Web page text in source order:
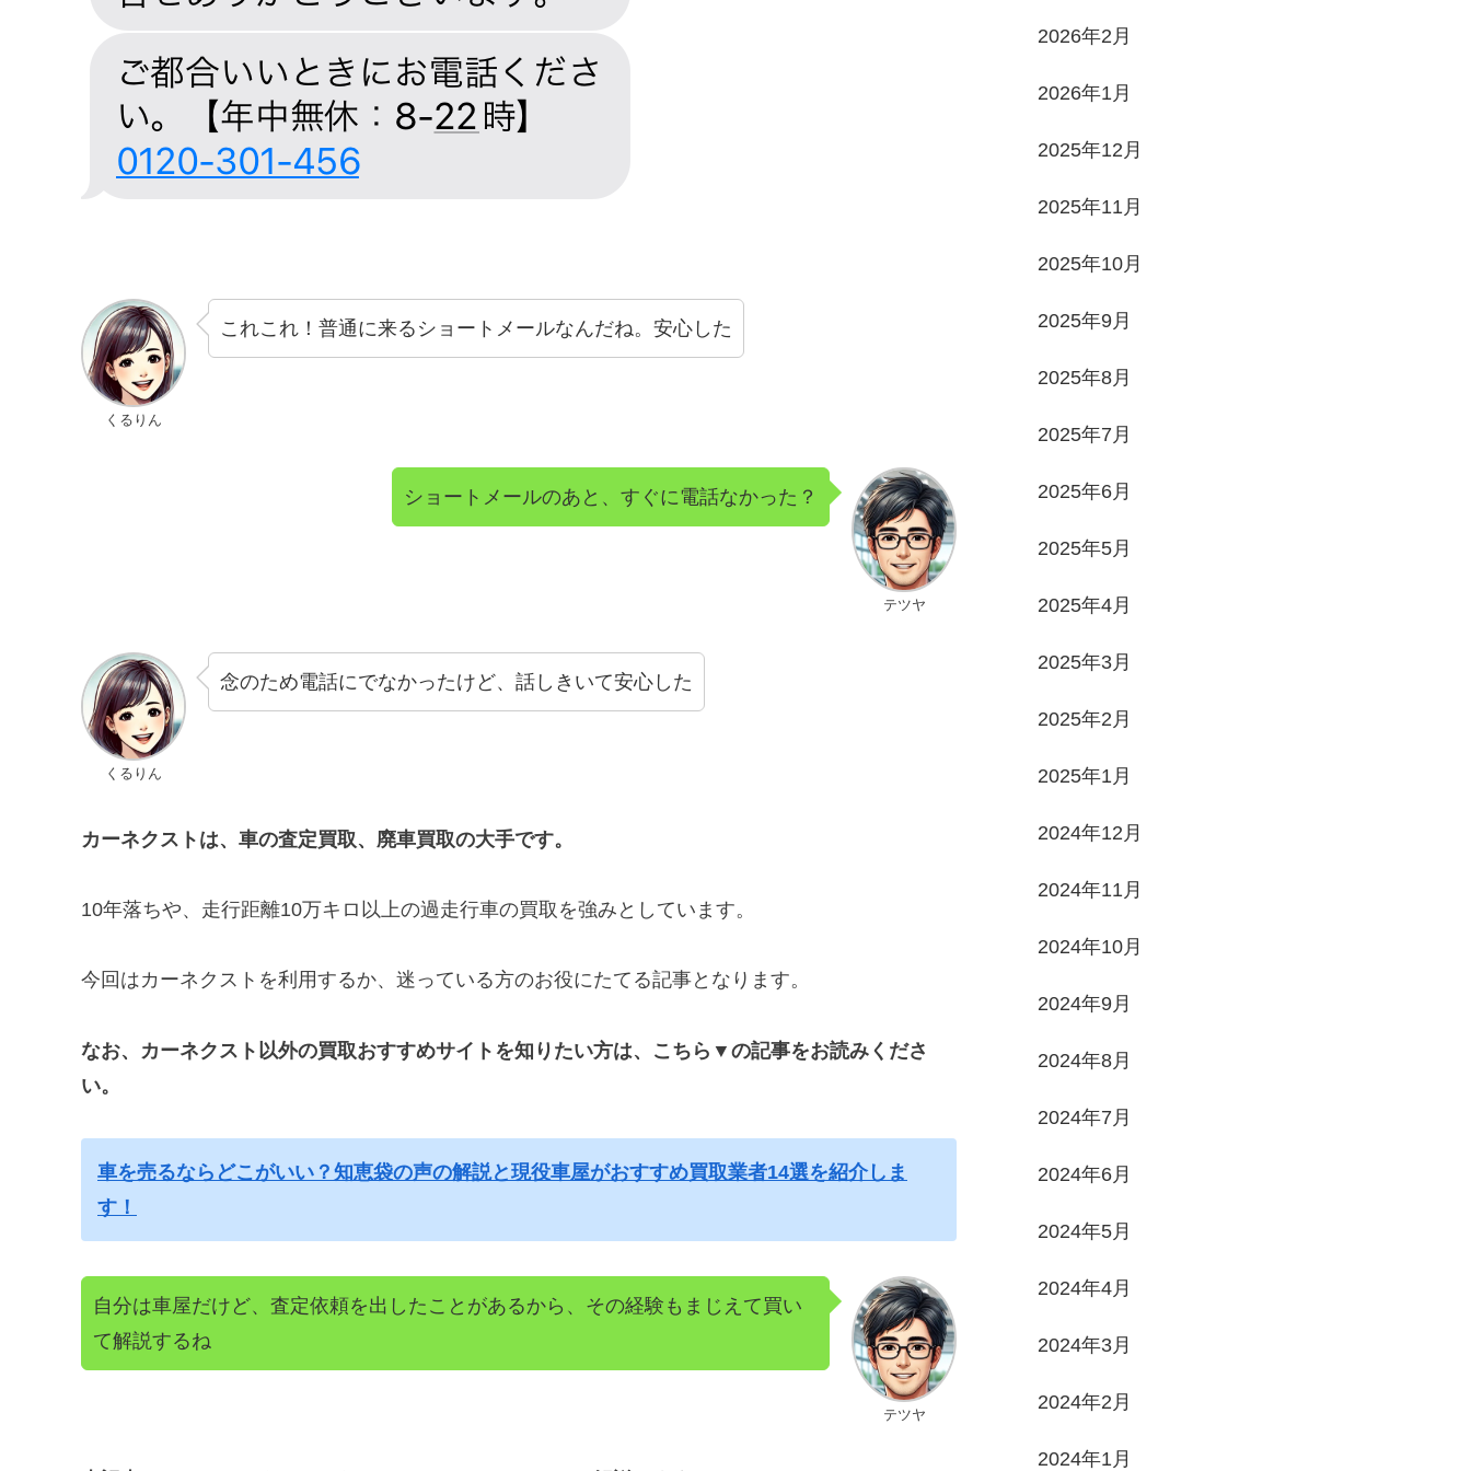
くるりん
これこれ！普通に来るショートメールなんだね。安心した
テツヤ
ショートメールのあと、すぐに電話なかった？
くるりん
念のため電話にでなかったけど、話しきいて安心した
カーネクストは、車の査定買取、廃車買取の大手です。
10年落ちや、走行距離10万キロ以上の過走行車の買取を強みとしています。
今回はカーネクストを利用するか、迷っている方のお役にたてる記事となります。
なお、カーネクスト以外の買取おすすめサイトを知りたい方は、こちら▼の記事をお読みくださ
い。
車を売るならどこがいい？知恵袋の声の解説と現役車屋がおすすめ買取業者14選を紹介しま
す！
テツヤ
自分は車屋だけど、査定依頼を出したことがあるから、その経験もまじえて買い
て解説するね
2026年2月
2026年1月
2025年12月
2025年11月
2025年10月
2025年9月
2025年8月
2025年7月
2025年6月
2025年5月
2025年4月
2025年3月
2025年2月
2025年1月
2024年12月
2024年11月
2024年10月
2024年9月
2024年8月
2024年7月
2024年6月
2024年5月
2024年4月
2024年3月
2024年2月
2024年1月